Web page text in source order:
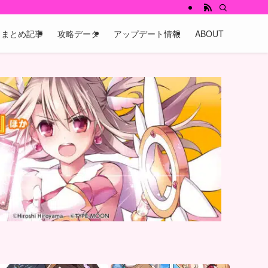
まとめ記事 攻略データ アップデート情報 ABOUT